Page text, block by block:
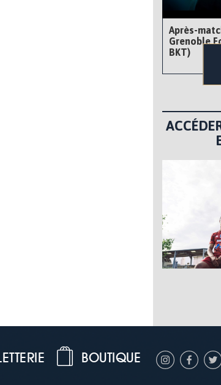
Après-
Grenoble
BKT)
BOUTIQUE